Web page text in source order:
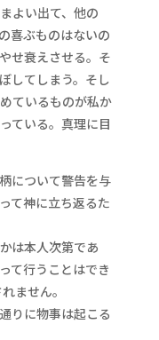
よい出て、他の
喜ぶものはないの
せ衰えさせる。そ
してしまう。そし
ているものが私か
ている。真理に目
について警告を与
て神に立ち返るた
は本人次第であ
て行うことはでき
ません。
りに物事は起こる